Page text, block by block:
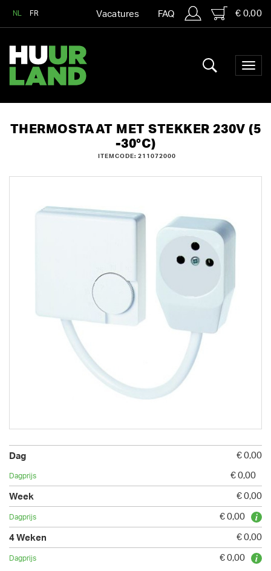
NL FR Vacatures FAQ € 0,00
THERMOSTAAT MET STEKKER 230V (5
-30°C)
ITEMCODE: 211072000
€ 0,00
€ 0,00
€ 0,00
€ 0,00
€ 0,00
€ 0,00